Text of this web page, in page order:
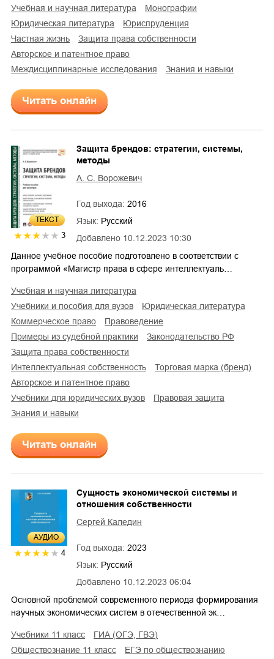
учебная и научная литература
монографии
юридическая литература
юриспруденция
частная жизнь
защита права собственности
авторское и патентное право
междисциплинарные исследования
знания и навыки
Читать онлайн
ТЕКСТ
3 Добавлено 10.12.2023 10:30
Защита брендов: стратегии, системы,
методы
А. С. Ворожевич
Год выхода: 2016
Язык: Русский
Данное учебное пособие подготовлено в соответствии с
программой «Магистр права в сфере интеллектуаль…
учебная и научная литература
учебники и пособия для вузов
юридическая литература
коммерческое право
правоведение
примеры из судебной практики
законодательство РФ
защита права собственности
интеллектуальная собственность
торговая марка (бренд)
авторское и патентное право
учебники для юридических вузов
правовая защита
знания и навыки
Читать онлайн
AУДИО
4
Добавлено 10.12.2023 06:04
Сущность экономической системы и
отношения собственности
Сергей Каледин
Год выхода: 2023
Язык: Русский
Основной проблемой современного периода формирования
научных экономических систем в отечественной эк…
учебники 11 класс
ГИА (ОГЭ, ГВЭ)
обществознание 11 класс
ЕГЭ по обществознанию